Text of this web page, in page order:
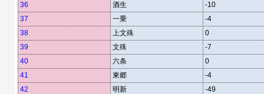
36
酒生
-10
37
一乗
-4
38
上文殊
0
39
文殊
-7
40
六条
0
41
東郷
-4
42
明新
-49